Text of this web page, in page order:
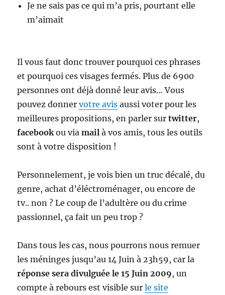
Je ne sais pas ce qui m’a pris, pourtant elle
m’aimait
Il vous faut donc trouver pourquoi ces phrases
et pourquoi ces visages fermés. Plus de 6900
personnes ont déjà donné leur avis… Vous
pouvez donnervotre avis aussi voter pour les
meilleures propositions, en parler surtwitter,
facebookou viamailà vos amis, tous les outils
sont à votre disposition !
Personnelement, je vois bien un truc décalé, du
genre, achat d’éléctroménager, ou encore de
tv.. non ? Le coup de l’adultère ou du crime
passionnel, ça fait un peu trop ?
Dans tous les cas, nous pourrons nous remuer
les méninges jusqu’au 14 Juin à 23h59, car la
réponse sera divulguée le 15 Juin 2009, un
compte à rebours est visible surle site